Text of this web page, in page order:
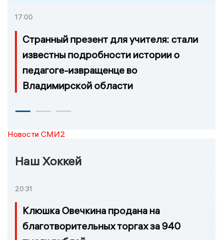
17:00
Странный презент для учителя: стали
известны подробности истории о
педагоге-извращенце во
Владимирской области
Новости СМИ2
Наш Хоккей
20:31
Клюшка Овечкина продана на
благотворительных торгах за 940